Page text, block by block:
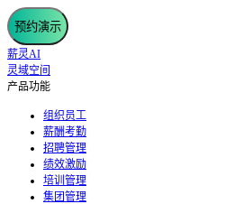
预约演示
薪灵AI
灵域空间
产品功能
组织员工
薪酬考勤
招聘管理
绩效激励
培训管理
集团管理